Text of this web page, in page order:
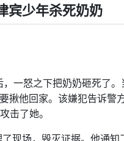
宾少年杀死奶奶
一怒之下把奶奶砸死了
揪他回家。该嫌犯告诉警
击了她。